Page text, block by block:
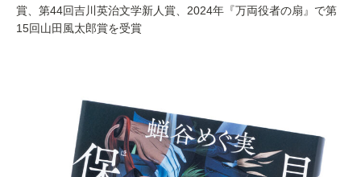
賞、第44回吉川英治文学新人賞、2024年『万両役者の扇』で第
15回山田風太郎賞を受賞